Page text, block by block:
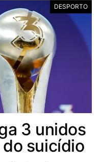
DESPORTO
3 unidos
suicídio